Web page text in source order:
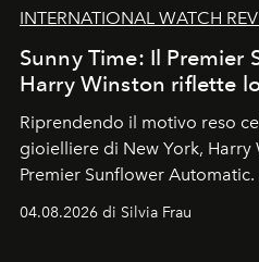
INTERNATIONAL WATCH
Sunny Time: Il Premier
Harry Winston riflette
Riprendendo il motivo reso
gioielliere di New York, Harry
Premier Sunflower Automatic.
04.08.2026 di Silvia Frau